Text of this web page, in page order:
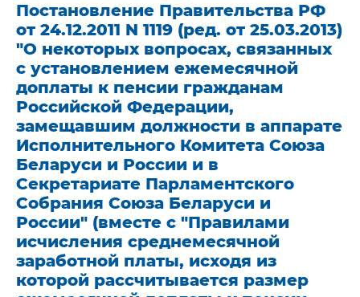
Постановление Правительства РФ
от 24.12.2011 N 1119 (ред. от 25.03.2013)
"О некоторых вопросах, связанных
с установлением ежемесячной
доплаты к пенсии гражданам
Российской Федерации,
замещавшим должности в аппарате
Исполнительного Комитета Союза
Беларуси и России и в
Секретариате Парламентского
Собрания Союза Беларуси и
России" (вместе с "Правилами
исчисления среднемесячной
заработной платы, исходя из
которой рассчитывается размер